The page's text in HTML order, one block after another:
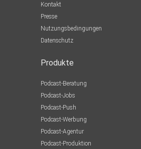
Kontakt
Presse
Nutzungsbedingungen
Datenschutz
Produkte
Podcast-Beratung
Podcast-Jobs
Podcast-Push
Podcast-Werbung
Podcast-Agentur
Podcast-Produktion